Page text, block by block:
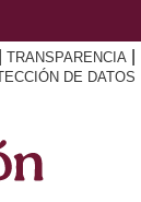
TRANSPARENCIA
DE DATOS